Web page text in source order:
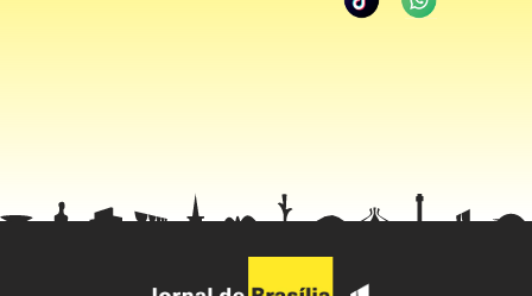
defendeu o chanceler chileno. Muñoz acredita que a
presença da organização está sendo útil e que sem a
participação da Unasul a aproximação para o diálogo seria